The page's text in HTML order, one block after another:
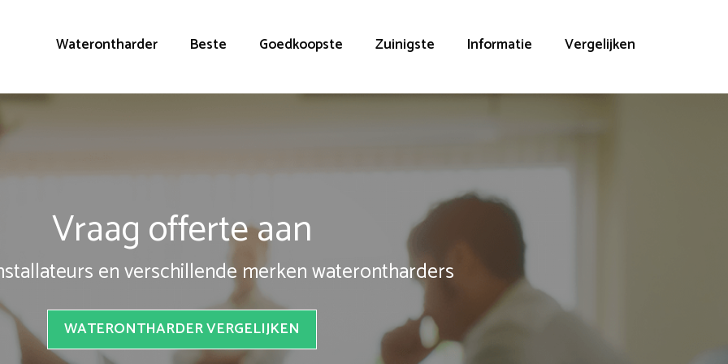
Waterontharder Beste Goedkoopste Zuinigste Informatie Vergelijken
Vraag offerte aan
en verschillende merken waterontharders
WATERONTHARDER VERGELIJKEN